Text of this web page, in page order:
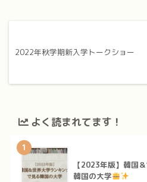
2022年秋学期新入学トークショー
よく読まれてます！
1
【2023年版】韓国
韓国の大学